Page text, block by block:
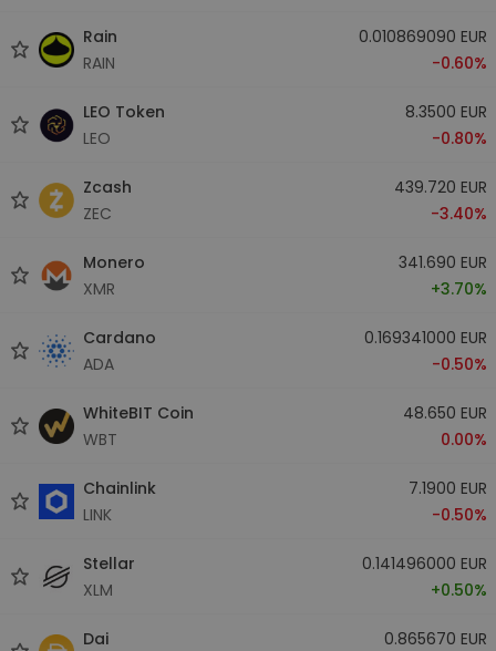
Rain
RAIN
0.010869090 EUR
-0.60%
LEO Token
LEO
8.3500 EUR
-0.80%
Zcash
ZEC
439.720 EUR
-3.40%
Monero
XMR
341.690 EUR
+3.70%
Cardano
ADA
0.169341000 EUR
-0.50%
WhiteBIT Coin
WBT
48.650 EUR
0.00%
Chainlink
LINK
7.1900 EUR
-0.50%
Stellar
XLM
0.141496000 EUR
+0.50%
Dai
0.865670 EUR